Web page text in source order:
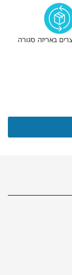
באריזה סגורה